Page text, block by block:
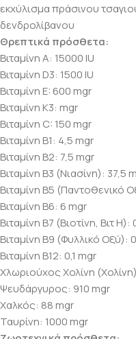
εκχύλισμα πράσινου
δενδρολίβανου
Θρεπτικά πρόσθετα:
Βιταμίνη Α: 15000 IU
Βιταμίνη D3: 1500 IU
Βιταμίνη E: 600 mgr
Βιταμίνη Κ3: mgr
Βιταμίνη C: 150 mgr
Βιταμίνη B1: 4,5 mgr
Βιταμίνη B2: 7,5 mgr
Βιταμίνη B3 (Νιασίνη): 37,5
Βιταμίνη B5 (Παντοθενικό
Βιταμίνη B6: 6 mgr
Βιταμίνη B7 (Βιοτίνη, Βιτ
Βιταμίνη B9 (Φυλλικό Οξύ):
Βιταμίνη B12: 0,1 mgr
Χλωριούχος Χολίνη
Ψευδάργυρος: 910 mgr
Χαλκός: 88 mgr
Ταυρίνη: 1000 mgr